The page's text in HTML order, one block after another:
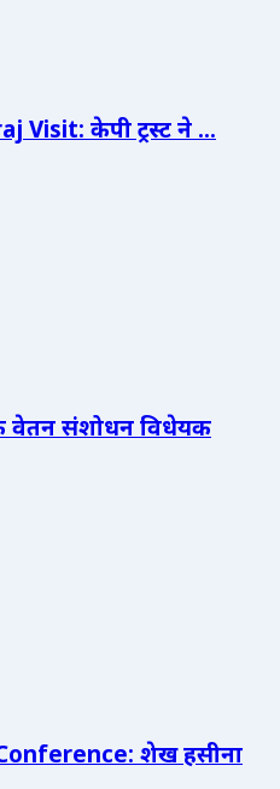
Visit: केपी ट्रस्ट ने ...
वेतन संशोधन विधेयक
शेख हसीना